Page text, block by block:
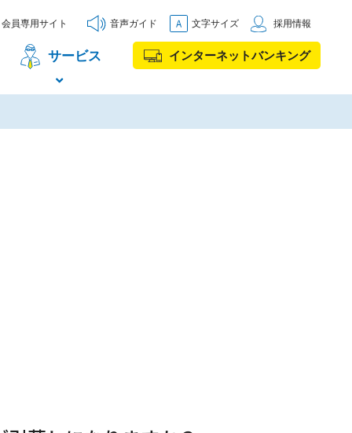
サービス インターネットバンキング
会員専用サイト 音声ガイド 文字サイズ 採用情報